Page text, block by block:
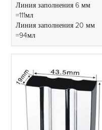
Линия заполнения 6 мм
=111мл
Линия заполнения 20 мм
=94мл